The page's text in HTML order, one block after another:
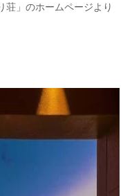
荘」のホームページより